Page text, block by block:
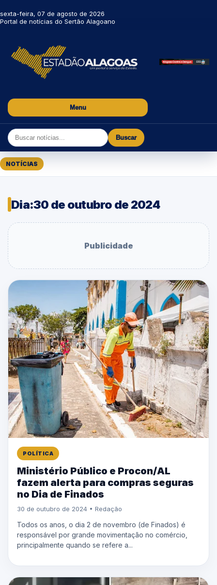
sexta-feira, 07 de agosto de 2026
Portal de notícias do Sertão Alagoano
Menu
Buscar
NOTÍCIAS
Dia:30 de outubro de 2024
Publicidade
POLÍTICA
Ministério Público e Procon/AL
fazem alerta para compras seguras
no Dia de Finados
30 de outubro de 2024 • Redação
Todos os anos, o dia 2 de novembro (de Finados) é
responsável por grande movimentação no comércio,
principalmente quando se refere a...